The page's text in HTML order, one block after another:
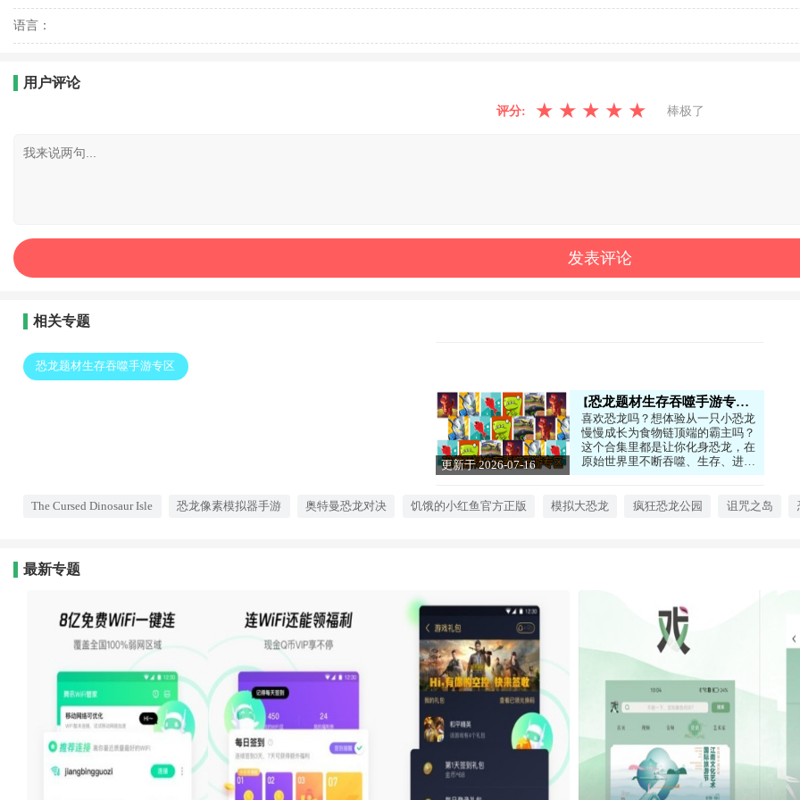
语言：
用户评论
评分: ★ ★ ★ ★ ★ 棒极了
相关专题
恐龙题材生存吞噬手游专区
更新于 2026-07-16
恐龙题材生存吞噬手游专区
喜欢恐龙吗？想体验从一只小恐龙
慢慢成长为食物链顶端的霸主吗？
这个合集里都是让你化身恐龙，在
原始世界里不断吞噬、生存、进化
的游戏。从弱小的幼龙开始，躲避
更强。操作简单，但过程非常刺
The Cursed Dinosaur Isle 恐龙像素模拟器手游 奥特曼恐龙对决 饥饿的小红鱼官方正版 模拟大恐龙 疯狂恐龙公园 诅咒之岛
最新专题